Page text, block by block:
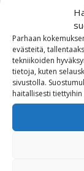
Parhaan
evästeitä,
tekniikoiden
tietoja, kuten
sivustolla.
haitallisesti
Harley-
Hooded